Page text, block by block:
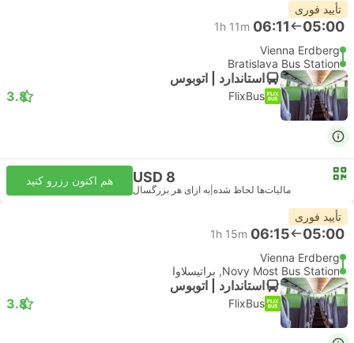
تأیید فوری
05:00
06:11
1h 11m
Vienna Erdberg
Bratislava Bus Station
استاندارد | اتوبوس
FlixBus
3.8
USD 8
مالیات‌ها لحاظ شده به ازای هر بزرگسال
هم اکنون رزرو کنید
تأیید فوری
05:00
06:15
1h 15m
Vienna Erdberg
Novy Most Bus Station, براتیسلاوا
استاندارد | اتوبوس
FlixBus
3.8